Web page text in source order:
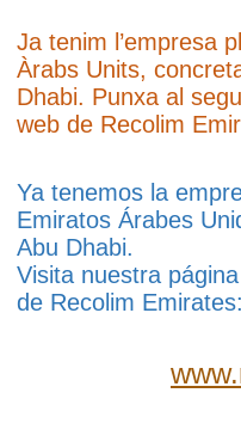
Ja tenim l’empresa
Àrabs Units,
Dhabi. Punxa al
web de Recolim
Ya tenemos la
Emiratos Árabes
Abu Dhabi.
Visita nuestra
de Recolim